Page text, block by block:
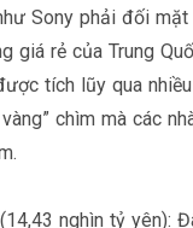
Sony phải đối mặt
giá rẻ của Trung
tích lũy qua
chìm mà các
nghìn tỷ yên):